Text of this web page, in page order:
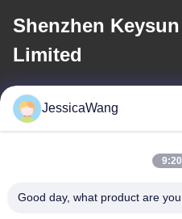
Shenzhen
Limited
อีเมล
ที่อยู่ของเรา
JessicaWang
Good day, what product are